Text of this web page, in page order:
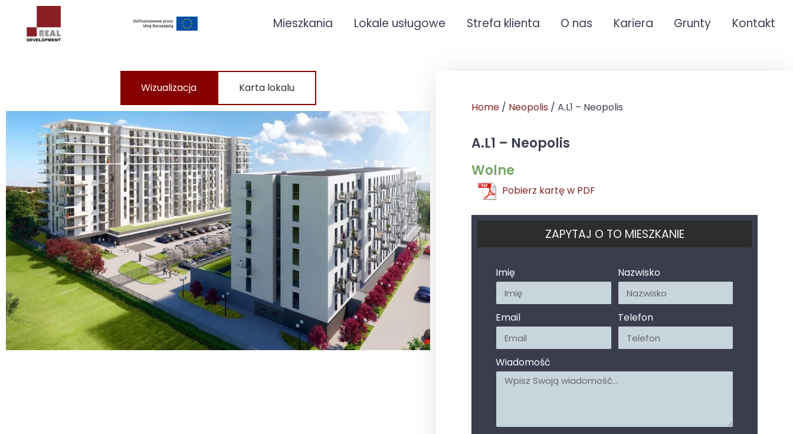
Mieszkania Lokale usługowe Strefa klienta O nas Kariera Grunty Kontakt
Wizualizacja
Karta lokalu
Home / Neopolis / A.L1 – Neopolis
A.L1 – Neopolis
Wolne
Pobierz kartę w PDF
ZAPYTAJ O TO MIESZKANIE
Imię Nazwisko
Email Telefon
Wiadomość